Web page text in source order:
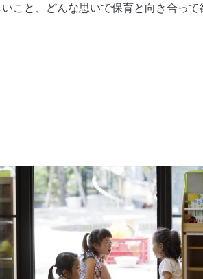
こと、どんな思いで保育と向き合って